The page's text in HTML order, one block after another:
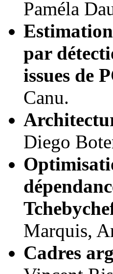
Paméla
par
issues de
Canu.
Diego
Marquis,
Cadres